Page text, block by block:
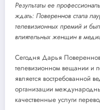
Результаты ее
ждать: Повереннов стала
телевизионных премий и
влиятельных женщин в
Сегодня Дарья
телевизионном вещании и
является востребованной
организации
качественные услуги